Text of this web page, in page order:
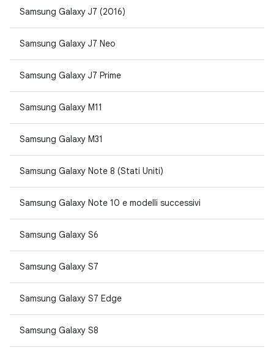
Samsung Galaxy J7 (2016)
Samsung Galaxy J7 Neo
Samsung Galaxy J7 Prime
Samsung Galaxy M11
Samsung Galaxy M31
Samsung Galaxy Note 8 (Stati Uniti)
Samsung Galaxy Note 10 e modelli successivi
Samsung Galaxy S6
Samsung Galaxy S7
Samsung Galaxy S7 Edge
Samsung Galaxy S8